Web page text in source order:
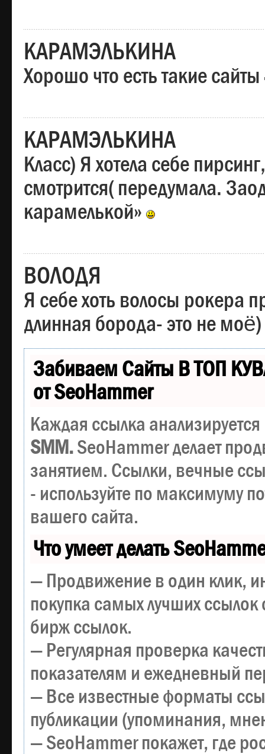
КАРАМЭЛЬКИНА
Хорошо что есть такие сайты
КАРАМЭЛЬКИНА
Класс) Я хотела себе
смотрится( передумала.
карамелькой»
ВОЛОДЯ
Я себе хоть волосы рокера
длинная борода- это не моё)
Забиваем Сайты В ТОП
от SeoHammer
Каждая ссылка
SMM.SeoHammer делает
занятием. Ссылки, вечные
- используйте по максимуму
вашего сайта.
Что умеет делать
— Продвижение в один клик,
покупка самых лучших ссылок
бирж ссылок.
— Регулярная проверка
показателям и ежедневный
— Все известные форматы
публикации (упоминания,
— SeoHammer покажет, где